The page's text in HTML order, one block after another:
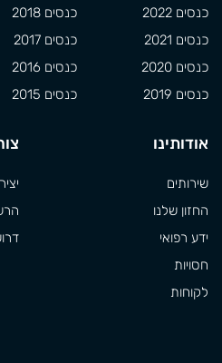
כנסים 2022
כנסים 2021
כנסים 2020
כנסים 2019
כנסים 2018
כנסים 2017
כנסים 2016
כנסים 2015
אודותינו
שירותים
החזון שלנו
ידע רפואי
חסויות
לקוחות